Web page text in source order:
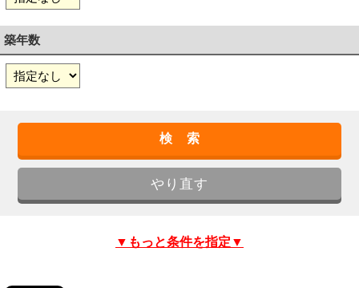
築年数
▼もっと条件を指定▼